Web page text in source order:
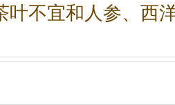
叶不宜和人参、西